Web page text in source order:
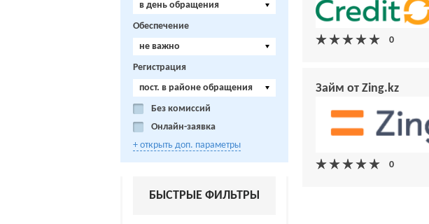
Займ от Zing.kz
в день обращения
Обеспечение
не важно
Регистрация
пост. в районе обращения
Без комиссий
Онлайн-заявка
+ открыть доп. параметры
БЫСТРЫЕ ФИЛЬТРЫ